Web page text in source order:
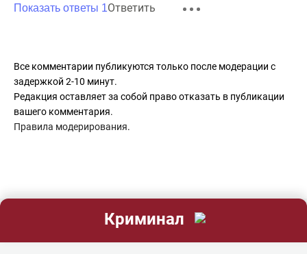
Показать ответы 1Ответить
Все комментарии публикуются только после модерации с
задержкой 2-10 минут.
Редакция оставляет за собой право отказать в публикации
вашего комментария.
Правила модерирования.
Криминал